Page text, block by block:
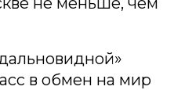
в обмен на мир